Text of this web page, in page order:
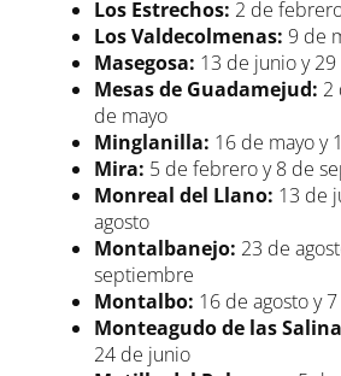
Los Estrechos: 2 de
Los Valdecolmenas: 9 de
Masegosa: 13 de junio y
Mesas de Guadamejud: 2
de mayo
Minglanilla: 16 de mayo y
Mira: 5 de febrero y 8 de
Monreal del Llano: 13 de
agosto
Montalbanejo: 23 de
septiembre
Montalbo: 16 de agosto y
Monteagudo de las
24 de junio